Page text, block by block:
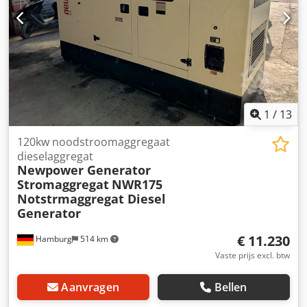
1 / 13
Hamburg 514 km
120kw noodstroomaggregaat
dieselaggregat
Newpower Generator
Stromaggregat NWR175
Notstrmaggregat Diesel
Generator
€ 11.230
Vaste prijs excl. btw
Aanvragen Bellen